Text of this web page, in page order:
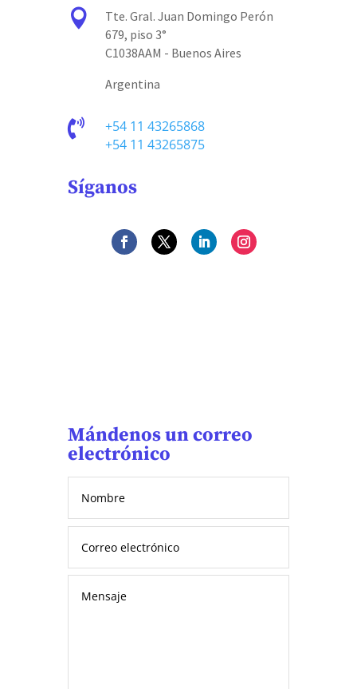

Tte. Gral. Juan Domingo Perón
679, piso 3°
C1038AAM - Buenos Aires
Argentina

+54 11 43265868
+54 11 43265875
Síganos
Mándenos un correo
electrónico